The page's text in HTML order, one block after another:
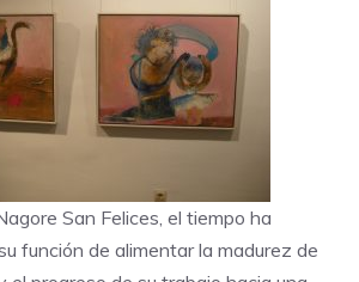
San Felices, el tiempo ha
función de alimentar la madurez de